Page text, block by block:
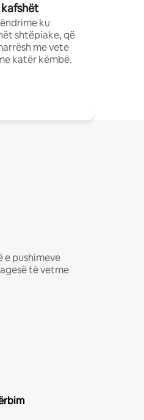
ku
shtëpiake, që
me vete
katër këmbë.
e pushimeve
të vetme